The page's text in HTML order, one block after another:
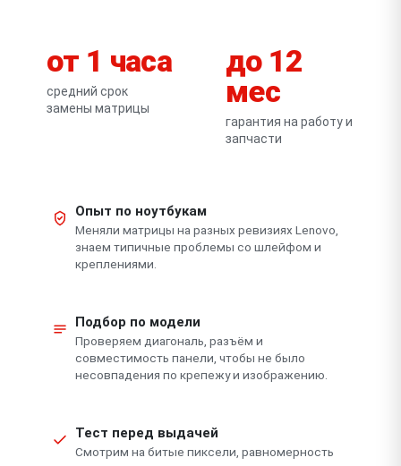
от 1 часа
средний срок
замены матрицы
до 12
мес
гарантия на работу и
запчасти
Опыт по ноутбукам
Меняли матрицы на разных ревизиях Lenovo,
знаем типичные проблемы со шлейфом и
креплениями.
Подбор по модели
Проверяем диагональ, разъём и
совместимость панели, чтобы не было
несовпадения по крепежу и изображению.
Тест перед выдачей
Смотрим на битые пиксели, равномерность